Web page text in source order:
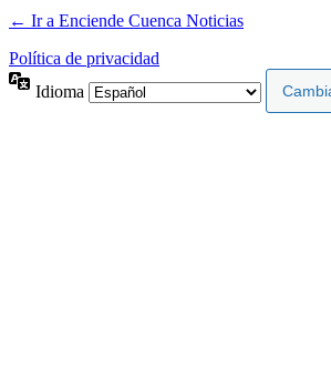
← Ir a Enciende Cuenca Noticias
Política de privacidad
Idioma